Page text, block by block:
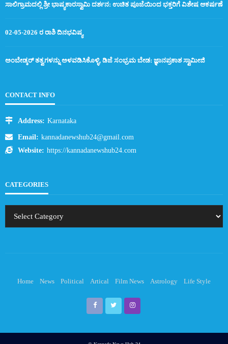
ಸಾಲಿಗ್ರಾಮದಲ್ಲಿ ಶ್ರೀ ಭಾಷ್ಯಕಾರಸ್ವಾಮಿ ದರ್ಶನ: ಉಚಿತ ಪೂಜೆಯಿಂದ ಭಕ್ತರಿಗೆ ವಿಶೇಷ ಆಕರ್ಷಣೆ
02-05-2026 ರ ರಾಶಿ ದಿನಭವಿಷ್ಯ
ಅಂಬೇಡ್ಕರ್ ತತ್ವಗಳನ್ನು ಅಳವಡಿಸಿಕೊಳ್ಳಿ, ಡಿಜೆ ಸಂಭ್ರಮ ಬೇಡ: ಜ್ಞಾನಪ್ರಕಾಶ ಸ್ವಾಮೀಜಿ
CONTACT INFO
Address: Karnataka
Email: kannadanewshub24@gmail.com
Website: https://kannadanewshub24.com
CATEGORIES
Home News Political Artical Film News Astrology Life Style